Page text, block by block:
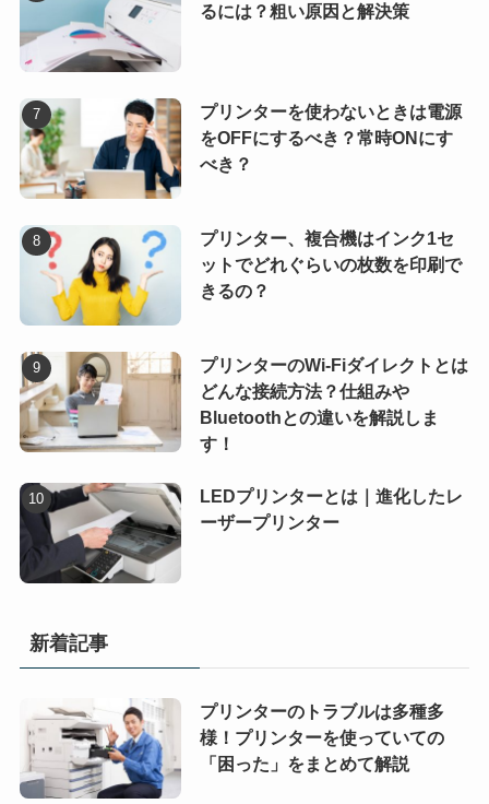
るには？粗い原因と解決策
プリンターを使わないときは電源
をOFFにするべき？常時ONにす
べき？
プリンター、複合機はインク1セ
ットでどれぐらいの枚数を印刷で
きるの？
プリンターのWi-Fiダイレクトとは
どんな接続方法？仕組みや
Bluetoothとの違いを解説しま
す！
LEDプリンターとは｜進化したレ
ーザープリンター
新着記事
プリンターのトラブルは多種多
様！プリンターを使っていての
「困った」をまとめて解説